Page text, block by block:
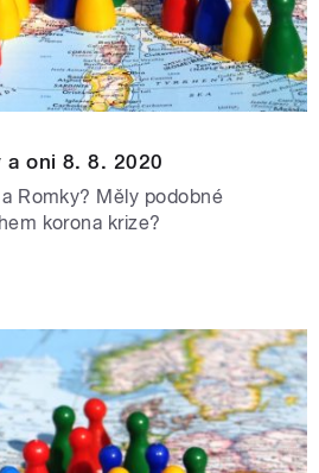
oni 8. 8. 2020
Romky? Měly podobné
korona krize?